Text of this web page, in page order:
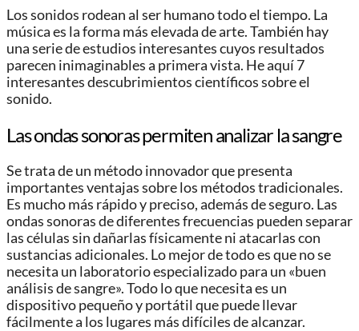
Los sonidos rodean al ser humano todo el tiempo. La
música es la forma más elevada de arte. También hay
una serie de estudios interesantes cuyos resultados
parecen inimaginables a primera vista. He aquí 7
interesantes descubrimientos científicos sobre el
sonido.
Las ondas sonoras permiten analizar la sangre
Se trata de un método innovador que presenta
importantes ventajas sobre los métodos tradicionales.
Es mucho más rápido y preciso, además de seguro. Las
ondas sonoras de diferentes frecuencias pueden separar
las células sin dañarlas físicamente ni atacarlas con
sustancias adicionales. Lo mejor de todo es que no se
necesita un laboratorio especializado para un «buen
análisis de sangre». Todo lo que necesita es un
dispositivo pequeño y portátil que puede llevar
fácilmente a los lugares más difíciles de alcanzar.